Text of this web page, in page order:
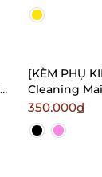
[KÈM PHỤ
Cleaning
tôn dáng
350.000₫